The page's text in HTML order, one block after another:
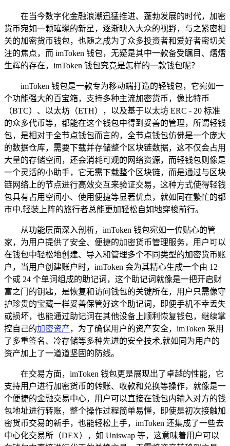
在当今数字化金融浪潮迅猛推进、蓬勃发展的时代，加密
货币宛如一颗璀璨的新星，逐渐映入大众的视野，与之紧密相
关的加密货币钱包，也随之成为了众多投资者和爱好者密切关
注的焦点，而 imToken 钱包，无疑是其中一款备受瞩目、熠熠
生辉的存在，imToken 钱包究竟是怎样的一款钱包呢？
imToken 钱包是一款专为移动端打造的轻钱包，它宛如一
个功能强大的百宝箱，支持多种主流加密货币，像比特币
（BTC）、以太坊（ETH），以及基于以太坊 ERC - 20 标准
的众多代币等，都能在这个钱包中得到妥善的管理，所谓轻钱
包，是相对于全节点钱包而言的，全节点钱包仿佛是一个庞大
的数据仓库，需要下载并存储整个区块链数据，这不仅会占用
大量的存储空间，还会消耗可观的网络资源，而轻钱包则像是
一个灵活的小助手，它无需下载整个区块链，而是通过与区块
链网络上的节点进行高效交互来验证交易，这种方式使得轻钱
包具有占用空间小、使用便捷等显著优点，就如同在繁忙的都
市中,轻装上阵的旅行者总能更加轻松自如地穿梭前行。
从功能层面深入剖析，imToken 钱包宛如一位贴心的管
家，为用户提供了安全、便捷的加密货币管理服务，用户可以
在钱包中轻松地创建、导入和管理多个不同类型的加密货币账
户，当用户创建账户时，imToken 会为其精心生成一个由 12
个或 24 个单词组成的助记词，这个助记词就像是一把开启财
富之门的钥匙，是恢复和访问钱包的关键所在，用户只需像守
护珍贵的宝藏一样妥善保管好这个助记词，即便手机不幸丢失
或损坏，也能通过助记词在其他设备上顺利恢复钱包，继续掌
控自己的加密资产，为了确保用户的资产安全，imToken 采用
了多重签名、冷存储等多种先进的安全技术,就如同为用户的
资产加上了一道道坚固的防线。
在交易方面，imToken 钱包更是展现出了卓越的性能，它
支持用户进行加密货币的转账、收款和兑换等操作，就像是一
个便捷的金融交易中心，用户可以直接在钱包内输入对方的钱
包地址进行转账，整个操作过程简单易懂，即使是初次接触加
密货币交易的新手，也能轻松上手，imToken 还集成了一些去
中心化交易所（DEX），如 Uniswap 等，这意味着用户可以